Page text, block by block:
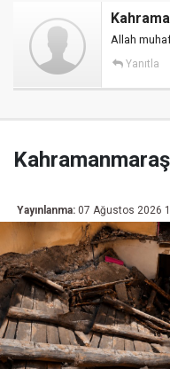
Allah
Yanıtla
Yayınlanma: 07 Ağustos 2026